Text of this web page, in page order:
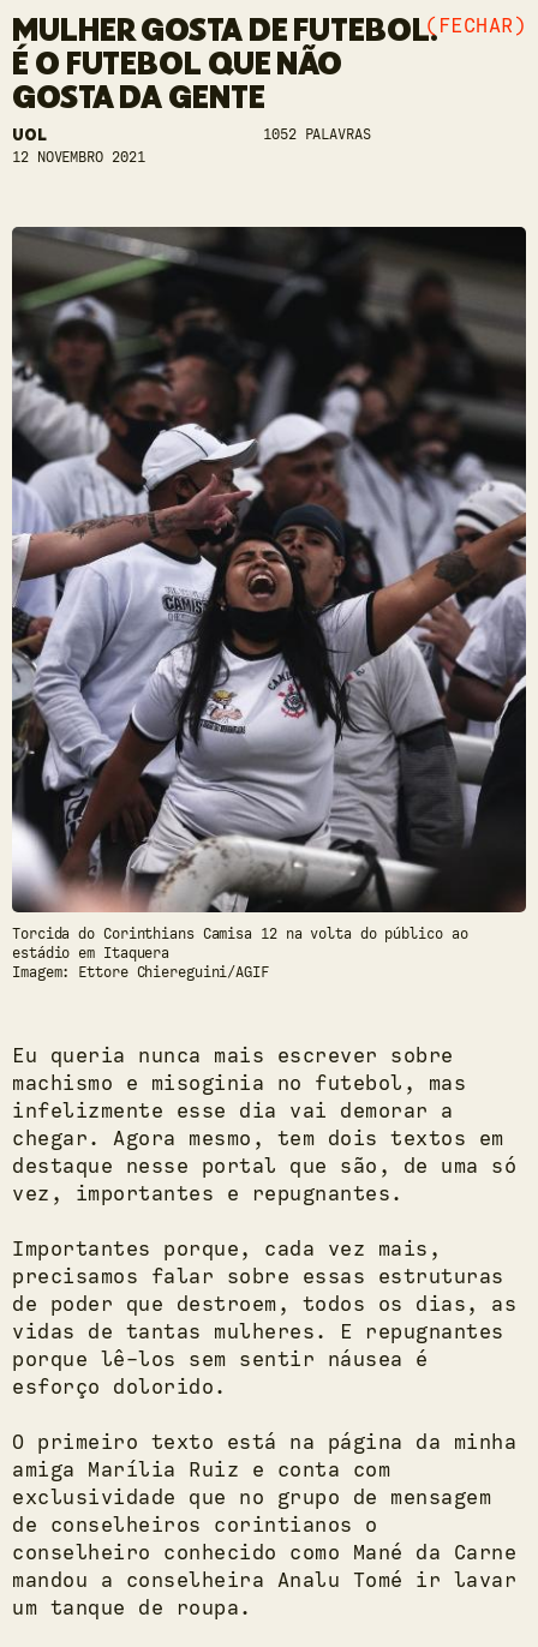
(FECHAR)
MULHER GOSTA DE FUTEBOL.
É O FUTEBOL QUE NÃO
GOSTA DA GENTE
UOL
12 NOVEMBRO 2021
1052 PALAVRAS
Torcida do Corinthians Camisa 12 na volta do público ao
estádio em Itaquera
Imagem: Ettore Chiereguini/AGIF
Eu queria nunca mais escrever sobre
machismo e misoginia no futebol, mas
infelizmente esse dia vai demorar a
chegar. Agora mesmo, tem dois textos em
destaque nesse portal que são, de uma só
vez, importantes e repugnantes.
Importantes porque, cada vez mais,
precisamos falar sobre essas estruturas
de poder que destroem, todos os dias, as
vidas de tantas mulheres. E repugnantes
porque lê-los sem sentir náusea é
esforço dolorido.
O primeiro texto está na página da minha
amiga Marília Ruiz e conta com
exclusividade que no grupo de mensagem
de conselheiros corintianos o
conselheiro conhecido como Mané da Carne
mandou a conselheira Analu Tomé ir lavar
um tanque de roupa.